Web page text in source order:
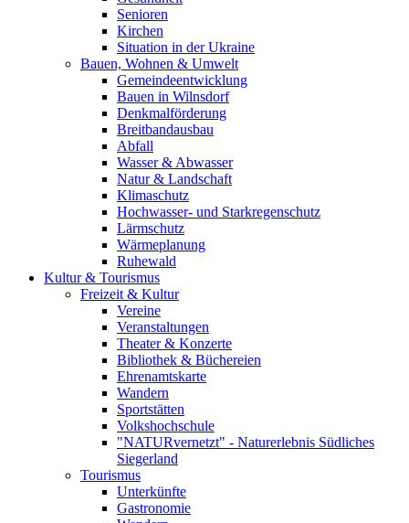
Senioren
Kirchen
Situation in der Ukraine
Bauen, Wohnen & Umwelt
Gemeindeentwicklung
Bauen in Wilnsdorf
Denkmalförderung
Breitbandausbau
Abfall
Wasser & Abwasser
Natur & Landschaft
Klimaschutz
Hochwasser- und Starkregenschutz
Lärmschutz
Wärmeplanung
Ruhewald
Kultur & Tourismus
Freizeit & Kultur
Vereine
Veranstaltungen
Theater & Konzerte
Bibliothek & Büchereien
Ehrenamtskarte
Wandern
Sportstätten
Volkshochschule
"NATURvernetzt" - Naturerlebnis Südliches
Siegerland
Tourismus
Unterkünfte
Gastronomie